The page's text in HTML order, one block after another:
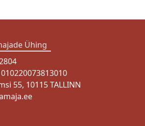
Ühing
55, 10115 TALLINN